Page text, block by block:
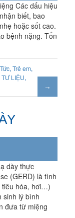
Các dấu hiệu
biết, bao
hoặc sốt cao.
bệnh nặng. Tổn
,Trẻ em,
TƯ LIỆU,
dày thực
(GERD) là tình
tiêu hóa, hơi…)
sinh lý bình
đưa từ miệng